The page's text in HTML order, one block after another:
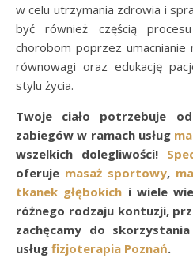
w celu utrzymania zdrowia i
być również częścią
chorobom poprzez
równowagi oraz edukację
stylu życia.
Twoje ciało potrzebuje
zabiegów w ramach usług
wszelkich dolegliwości!
oferuje masaż sportowy,
tkanek głębokich i wiele
różnego rodzaju kontuzji,
zachęcamy do
usług fizjoterapia Poznań.